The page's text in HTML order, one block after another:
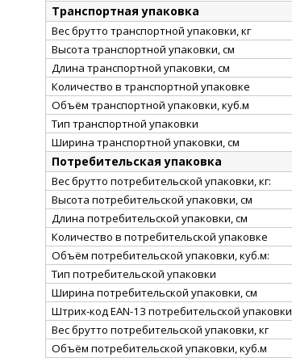
Транспортная упаковка
Вес брутто транспортной упаковки, кг
Высота транспортной упаковки, см
Длина транспортной упаковки, см
Количество в транспортной упаковке
Объём транспортной упаковки, куб.м
Тип транспортной упаковки
Ширина транспортной упаковки, см
Потребительская упаковка
Вес брутто потребительской упаковки, кг:
Высота потребительской упаковки, см
Длина потребительской упаковки, см
Количество в потребительской упаковке
Объём потребительской упаковки, куб.м:
Тип потребительской упаковки
Ширина потребительской упаковки, см
Штрих-код EAN-13 потребительской упаковки
Вес брутто потребительской упаковки, кг
Объём потребительской упаковки, куб.м